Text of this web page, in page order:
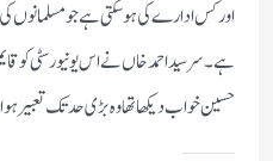
اور کس ادارے کی ہوسکتی ہے جو مسلمانوں
ہے۔ سرسید احمد خاں نے اس یونیورسٹی کو
حسین خواب دیکھا تھا وہ بڑی حدتک تعبیر